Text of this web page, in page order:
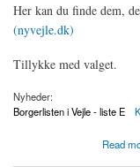
Her kan du finde dem,
(nyvejle.dk)
Tillykke med valget.
Nyheder:
Borgerlisten i Vejle - liste E
Read
about Borgerlisten I Vejles